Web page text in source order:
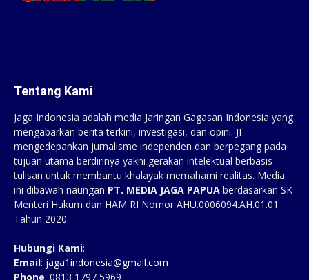
Tentang Kami
Jaga Indonesia adalah media Jaringan Gagasan Indonesia yang
mengabarkan berita terkini, investigasi, dan opini. JI
mengedepankan jurnalisme independen dan berpegang pada
tujuan utama berdirinya yakni gerakan intelektual berbasis
tulisan untuk membantu khalayak memahami realitas. Media
ini dibawah naungan PT. MEDIA JAGA PAPUA berdasarkan SK
Menteri Hukum dan HAM RI Nomor AHU.0006094.AH.01.01
Tahun 2020.
Hubungi Kami:
Email: jaga1indonesia@gmail.com
Phone: 0813 1797 5969